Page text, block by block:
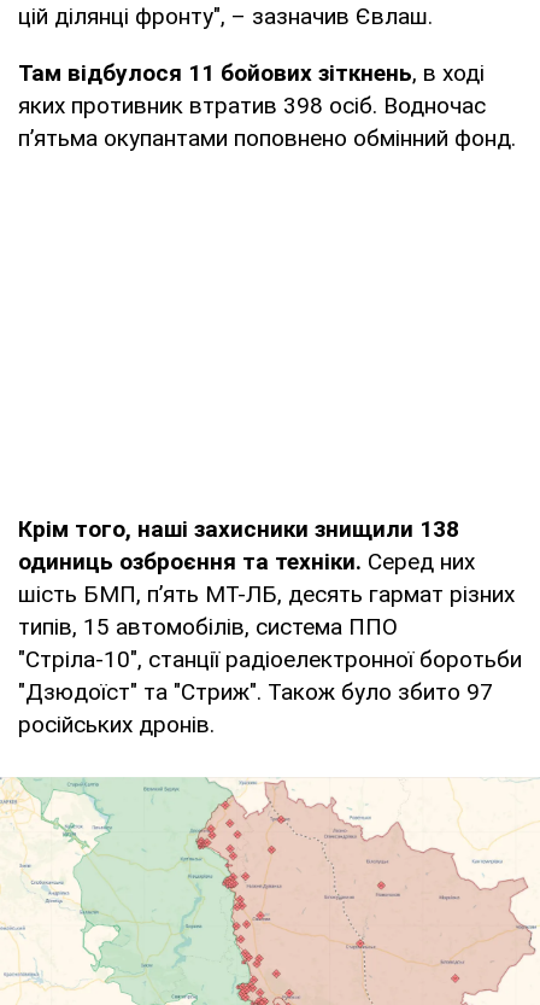
цій ділянці фронту", – зазначив Євлаш.
Там відбулося 11 бойових зіткнень, в ході
яких противник втратив 398 осіб. Водночас
п’ятьма окупантами поповнено обмінний фонд.
Крім того, наші захисники знищили 138
одиниць озброєння та техніки. Серед них
шість БМП, п’ять МТ-ЛБ, десять гармат різних
типів, 15 автомобілів, система ППО
"Стріла-10", станції радіоелектронної боротьби
"Дзюдоїст" та "Стриж". Також було збито 97
російських дронів.